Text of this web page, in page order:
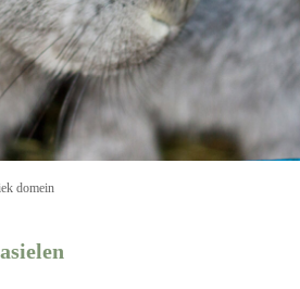
domein